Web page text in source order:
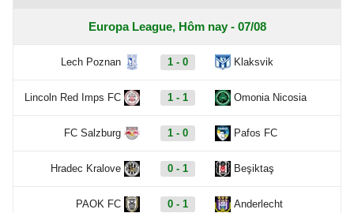
Europa League, Hôm nay - 07/08
Lech Poznan 1 - 0 Klaksvik
Lincoln Red Imps FC 1 - 1 Omonia Nicosia
FC Salzburg 1 - 0 Pafos FC
Hradec Kralove 0 - 1 Beşiktaş
PAOK FC 0 - 1 Anderlecht